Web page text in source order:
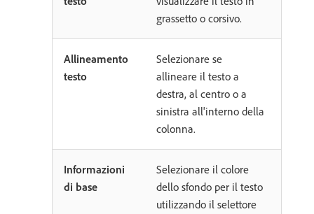
grassetto o corsivo.
Allineamento
testo
Selezionare se
allineare il testo a
destra, al centro o a
sinistra all'interno della
colonna.
Informazioni
di base
Selezionare il colore
dello sfondo per il testo
utilizzando il selettore